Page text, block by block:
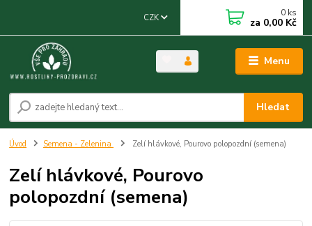
Menu
CZK
Hledat
0 ks
za 0,00 Kč
Úvod Semena - Zelenina Zelí hlávkové, Pourovo polopozdní (semena)
Zelí hlávkové, Pourovo
polopozdní (semena)